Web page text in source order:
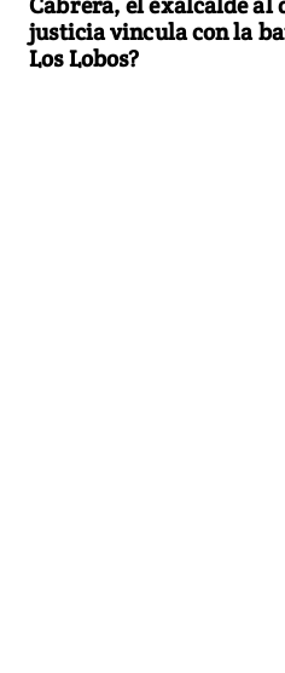
justicia vincula con la
Los Lobos?